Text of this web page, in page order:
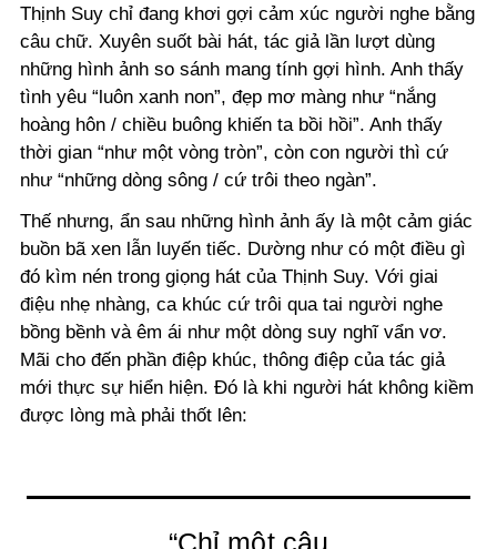
Thịnh Suy chỉ đang khơi gợi cảm xúc người nghe bằng
câu chữ. Xuyên suốt bài hát, tác giả lần lượt dùng
những hình ảnh so sánh mang tính gợi hình. Anh thấy
tình yêu “luôn xanh non”, đẹp mơ màng như “nắng
hoàng hôn / chiều buông khiến ta bồi hồi”. Anh thấy
thời gian “như một vòng tròn”, còn con người thì cứ
như “những dòng sông / cứ trôi theo ngàn”.
Thế nhưng, ẩn sau những hình ảnh ấy là một cảm giác
buồn bã xen lẫn luyến tiếc. Dường như có một điều gì
đó kìm nén trong giọng hát của Thịnh Suy. Với giai
điệu nhẹ nhàng, ca khúc cứ trôi qua tai người nghe
bồng bềnh và êm ái như một dòng suy nghĩ vẩn vơ.
Mãi cho đến phần điệp khúc, thông điệp của tác giả
mới thực sự hiển hiện. Đó là khi người hát không kiềm
được lòng mà phải thốt lên:
“Chỉ một câu